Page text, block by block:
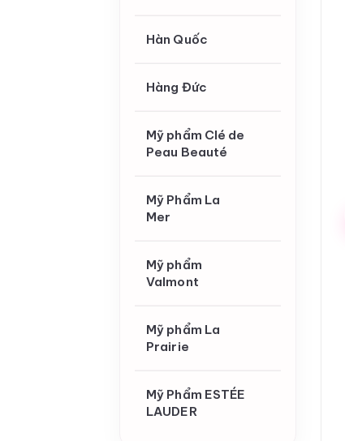
Hàn Quốc
Hàng Đức
Mỹ phẩm Clé de
Peau Beauté
Mỹ Phẩm La
Mer
Mỹ phẩm
Valmont
Mỹ phẩm La
Prairie
Mỹ Phẩm ESTÉE
LAUDER